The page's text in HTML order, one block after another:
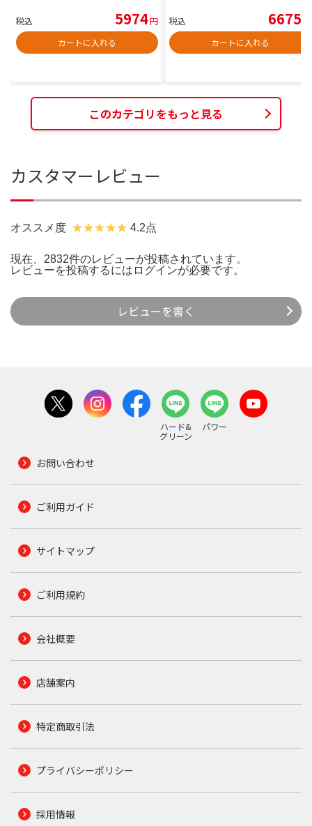
税込 5974円
カートに入れる
税込 6675
カートに入れる
このカテゴリをもっと見る
カスタマーレビュー
オススメ度 4.2点
現在、2832件のレビューが投稿されています。
レビューを投稿するには ログインが必要です。
レビューを書く
ハード&
グリーン
パワー
お問い合わせ
ご利用ガイド
サイトマップ
ご利用規約
会社概要
店舗案内
特定商取引法
プライバシーポリシー
採用情報